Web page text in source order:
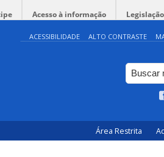
Acesso à informação Legislação
ACESSIBILIDADE ALTO CONTRASTE
Área Restrita